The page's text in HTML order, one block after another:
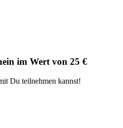
im Wert von 25 €
Du teilnehmen kannst!